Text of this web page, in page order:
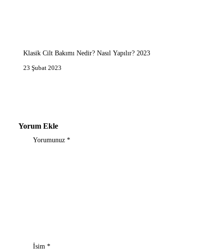
Klasik Cilt Bakımı Nedir? Nasıl Yapılır? 2023
23 Şubat 2023
Yorum Ekle
Yorumunuz *
İsim *